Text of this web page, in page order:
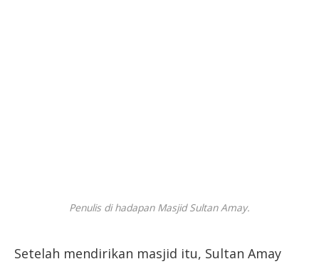
Penulis di hadapan Masjid Sultan Amay.
Setelah mendirikan masjid itu, Sultan Amay